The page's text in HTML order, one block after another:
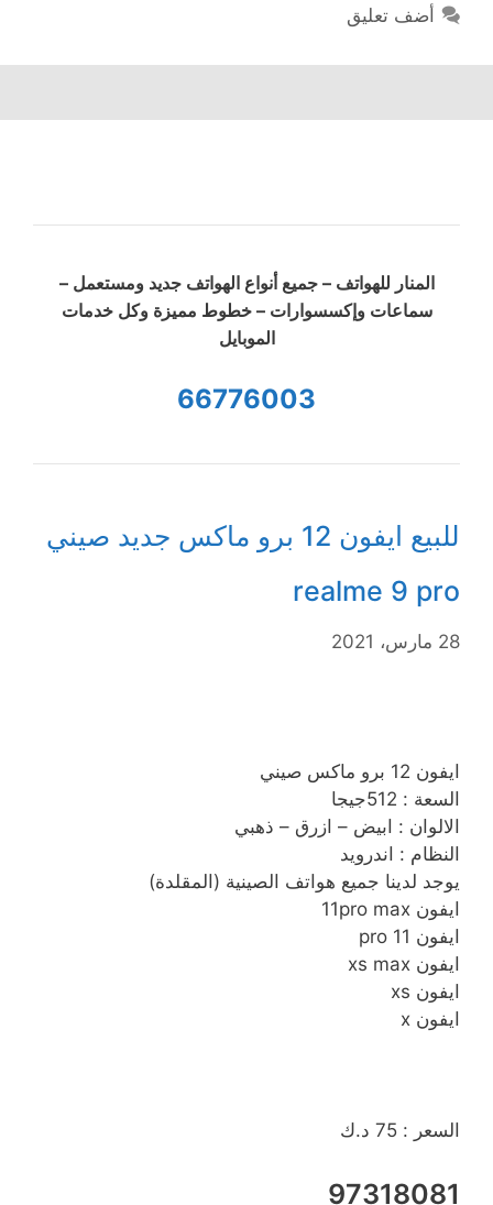
أضف تعليق
المنار للهواتف – جميع أنواع الهواتف جديد ومستعمل –
سماعات وإكسسوارات – خطوط مميزة وكل خدمات
الموبايل
66776003
للبيع ايفون 12 برو ماكس جديد صيني
realme 9 pro
28 مارس، 2021
ايفون 12 برو ماكس صيني
السعة : 512جيجا
الالوان : ابيض – ازرق – ذهبي
النظام : اندرويد
يوجد لدينا جميع هواتف الصينية (المقلدة)
ايفون 11pro max
ايفون 11 pro
ايفون xs max
ايفون xs
ايفون x
السعر : 75 د.ك
97318081